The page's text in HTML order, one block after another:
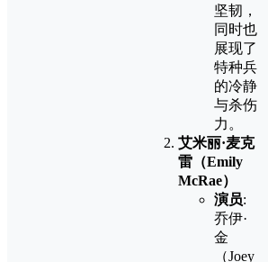
坚韧，
同时也
展现了
特种兵
的冷静
与杀伤
力。
艾米丽·麦克
雷（Emily
McRae）
演员:
乔伊·
金
（Joey